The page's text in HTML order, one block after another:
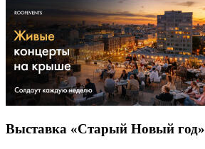
Выставка «Старый Новый год»